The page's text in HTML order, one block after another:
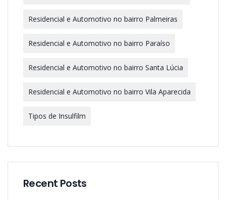
Residencial e Automotivo no bairro Palmeiras
Residencial e Automotivo no bairro Paraíso
Residencial e Automotivo no bairro Santa Lúcia
Residencial e Automotivo no bairro Vila Aparecida
Tipos de Insulfilm
Recent Posts